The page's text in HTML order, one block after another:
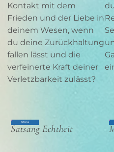
Satsang
Satsang Echtheit
Kontakt mit dem
Frieden und der Liebe in
deinem Wesen, wenn
du deine Zurückhaltung
fallen lässt und die
verfeinerte Kraft deiner
Verletzbarkeit zulässt?